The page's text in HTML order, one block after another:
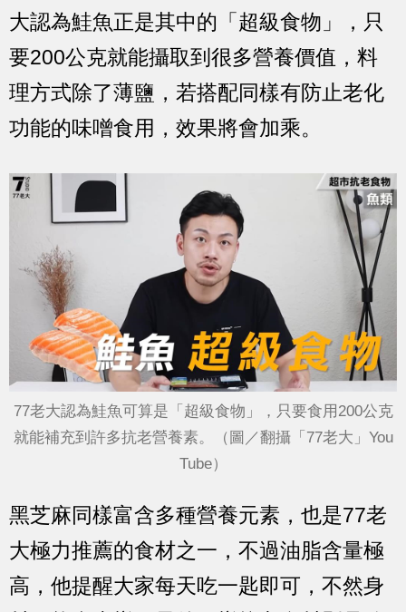
大認為鮭魚正是其中的「超級食物」，只
要200公克就能攝取到很多營養價值，料
理方式除了薄鹽，若搭配同樣有防止老化
功能的味噌食用，效果將會加乘。
77老大認為鮭魚可算是「超級食物」，只要食用200公克
就能補充到許多抗老營養素。（圖／翻攝「77老大」You
Tube）
黑芝麻同樣富含多種營養元素，也是77老
大極力推薦的食材之一，不過油脂含量極
高，他提醒大家每天吃一匙即可，不然身